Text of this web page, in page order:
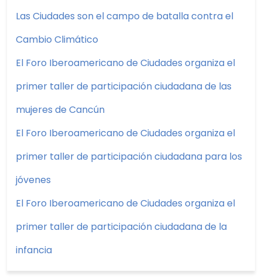
Las Ciudades son el campo de batalla contra el
Cambio Climático
El Foro Iberoamericano de Ciudades organiza el
primer taller de participación ciudadana de las
mujeres de Cancún
El Foro Iberoamericano de Ciudades organiza el
primer taller de participación ciudadana para los
jóvenes
El Foro Iberoamericano de Ciudades organiza el
primer taller de participación ciudadana de la
infancia